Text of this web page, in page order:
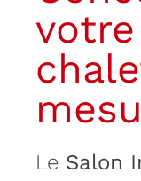
Le Salon